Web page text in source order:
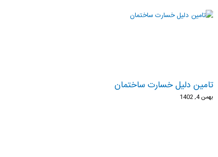
تامین دلیل خسارت ساختمان
بهمن 4, 1402